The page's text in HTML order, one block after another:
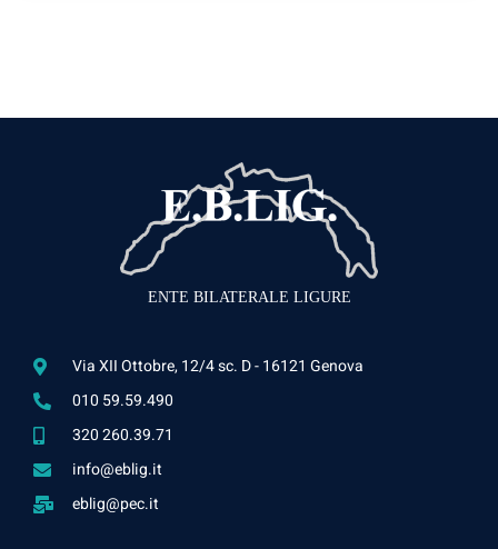
ENTE BILATERALE LIGURE
Via XII Ottobre, 12/4 sc. D - 16121 Genova
010 59.59.490
320 260.39.71
info@eblig.it
eblig@pec.it